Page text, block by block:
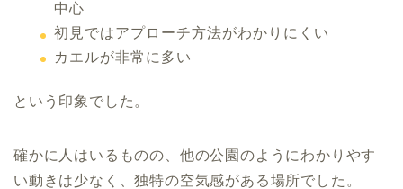
中心
初見ではアプローチ方法がわかりにくい
カエルが非常に多い
という印象でした。
確かに人はいるものの、他の公園のようにわかりやす
い動きは少なく、独特の空気感がある場所でした。